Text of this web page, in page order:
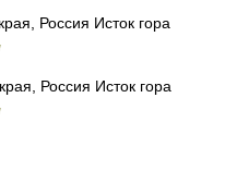
Россия Исток гора
Россия Исток гора